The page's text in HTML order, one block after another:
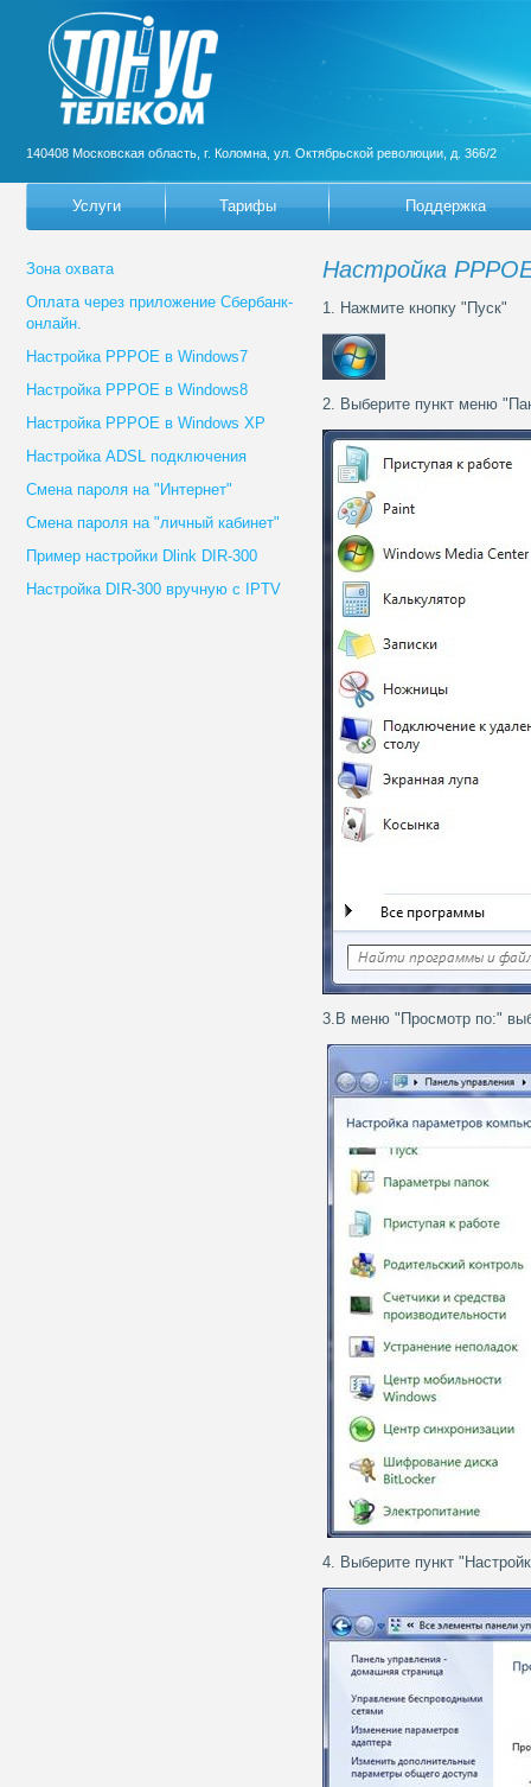
140408 Московская область, г. Коломна, ул. Октябрьской революции, д. 366/2
Услуги Тарифы Поддержка
Зона охвата
Оплата через приложение Сбербанк-
онлайн.
Настройка PPPOE в Windows7
Настройка PPPOE в Windows8
Настройка PPPOE в Windows XP
Настройка ADSL подключения
Смена пароля на "Интернет"
Смена пароля на "личный кабинет"
Пример настройки Dlink DIR-300
Настройка DIR-300 вручную с IPTV
Настройка
1. Нажмите кнопку "Пуск"
2. Выберите пункт меню
3.В меню "Просмотр по:"
4. Выберите пункт